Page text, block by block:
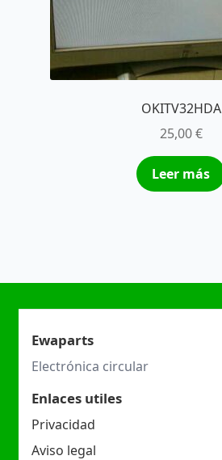
OKITV32HDA
25,00€
Leer más
Ewaparts
Electrónica circular
Enlaces utiles
Privacidad
Aviso legal